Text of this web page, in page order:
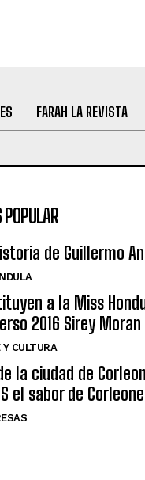
FARAH LA REVISTA
de Guillermo
a la Miss
2016 Sirey Moran
CULTURA
la ciudad de
el sabor de